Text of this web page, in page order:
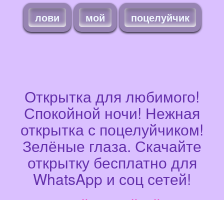
лови мой поцелуйчик
Открытка для любимого!
Спокойной ночи! Нежная
открытка с поцелуйчиком!
Зелёные глаза. Скачайте
открытку бесплатно для
WhatsApp и соц сетей!